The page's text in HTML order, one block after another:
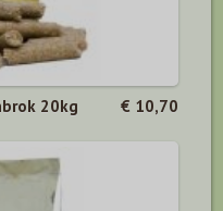
20kg € 10,70